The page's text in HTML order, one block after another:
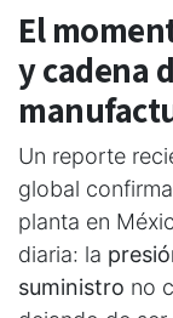
El
y cadena
Un reporte
global
planta en
diaria: la
suministro no